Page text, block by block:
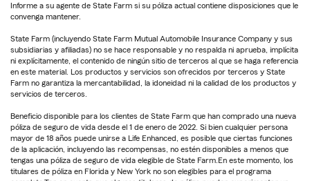
Informe a su agente de State Farm si su póliza actual contiene disposiciones que le
convenga mantener.
State Farm (incluyendo State Farm Mutual Automobile Insurance Company y sus
subsidiarias y afiliadas) no se hace responsable y no respalda ni aprueba, implícita
ni explícitamente, el contenido de ningún sitio de terceros al que se haga referencia
en este material. Los productos y servicios son ofrecidos por terceros y State
Farm no garantiza la mercantabilidad, la idoneidad ni la calidad de los productos y
servicios de terceros.
Beneficio disponible para los clientes de State Farm que han comprado una nueva
póliza de seguro de vida desde el 1 de enero de 2022. Si bien cualquier persona
mayor de 18 años puede unirse a Life Enhanced, es posible que ciertas funciones
de la aplicación, incluyendo las recompensas, no estén disponibles a menos que
tengas una póliza de seguro de vida elegible de State Farm.En este momento, los
titulares de póliza en Florida y New York no son elegibles para el programa